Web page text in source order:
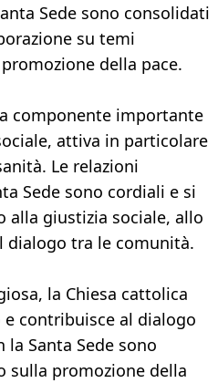
Sede sono consolidati
su temi
della pace.
componente importante
attiva in particolare
Le relazioni
Sede sono cordiali e si
alla giustizia sociale, allo
dialogo tra le comunità.
la Chiesa cattolica
contribuisce al dialogo
Santa Sede sono
sulla promozione della